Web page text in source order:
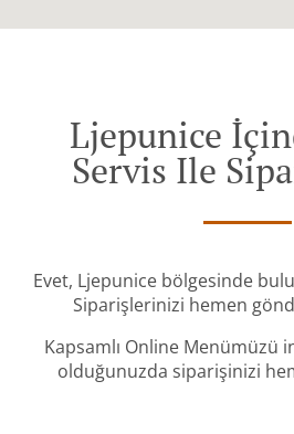
Ljepunice
Servis Ile
Evet, Ljepunice bölgesinde
Siparişlerinizi hemen
Kapsamlı Online Menümüzü
olduğunuzda siparişinizi